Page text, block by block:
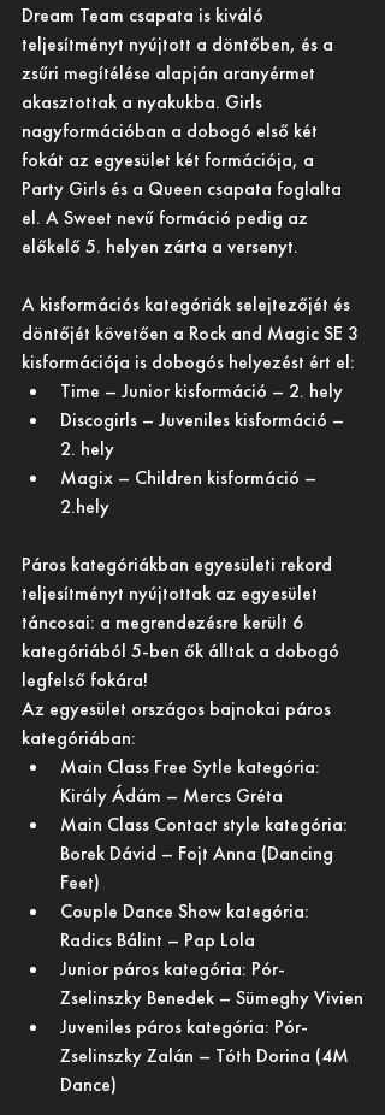
Dream Team csapata is kiváló
teljesítményt nyújtott a döntőben, és a
zsűri megítélése alapján aranyérmet
akasztottak a nyakukba. Girls
nagyformációban a dobogó első két
fokát az egyesület két formációja, a
Party Girls és a Queen csapata foglalta
el. A Sweet nevű formáció pedig az
előkelő 5. helyen zárta a versenyt.
A kisformációs kategóriák selejtezőjét és
döntőjét követően a Rock and Magic SE 3
kisformációja is dobogós helyezést ért el:
Time – Junior kisformáció – 2. hely
Discogirls – Juveniles kisformáció –
2. hely
Magix – Children kisformáció –
2.hely
Páros kategóriákban egyesületi rekord
teljesítményt nyújtottak az egyesület
táncosai: a megrendezésre került 6
kategóriából 5-ben ők álltak a dobogó
legfelső fokára!
Az egyesület országos bajnokai páros
kategóriában:
Main Class Free Sytle kategória:
Király Ádám – Mercs Gréta
Main Class Contact style kategória:
Borek Dávid – Fojt Anna (Dancing
Feet)
Couple Dance Show kategória:
Radics Bálint – Pap Lola
Junior páros kategória: Pór-
Zselinszky Benedek – Sümeghy Vivien
Juveniles páros kategória: Pór-
Zselinszky Zalán – Tóth Dorina (4M
Dance)